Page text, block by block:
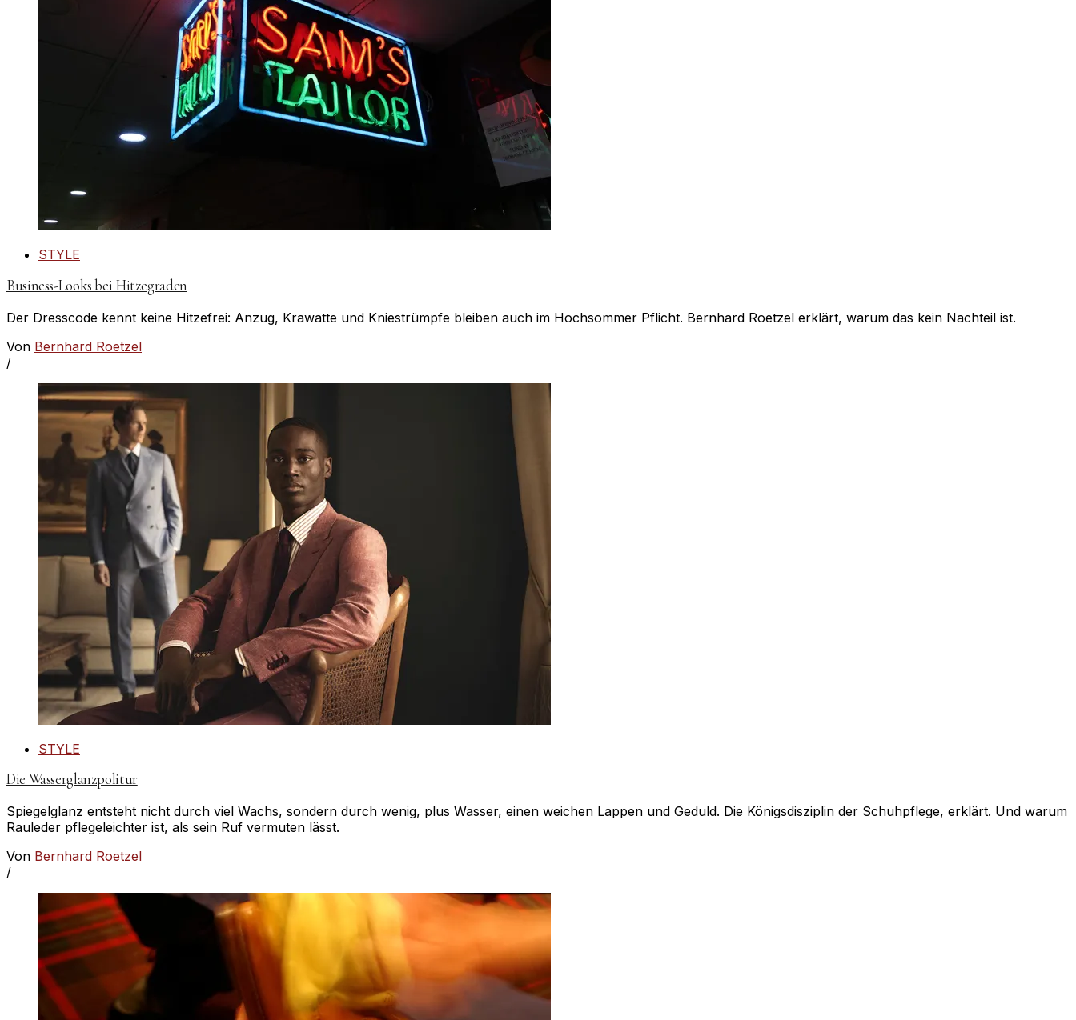
STYLE
Business-Looks bei Hitzegraden
Der Dresscode kennt keine Hitzefrei: Anzug, Krawatte und Kniestrümpfe bleiben auch im Hochsommer Pflicht. Bernhard Roetzel erklärt, warum das kein Nachteil ist.
Von Bernhard Roetzel
/
STYLE
Die Wasserglanzpolitur
Spiegelglanz entsteht nicht durch viel Wachs, sondern durch wenig, plus Wasser, einen weichen Lappen und Geduld. Die Königsdisziplin der Schuhpflege, erklärt. Und warum
Rauleder pflegeleichter ist, als sein Ruf vermuten lässt.
Von Bernhard Roetzel
/